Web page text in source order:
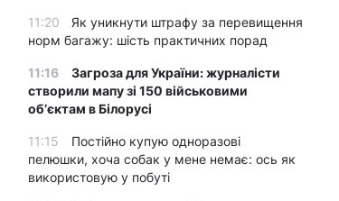
11:20
Як уникнути штрафу за перевищення
норм багажу: шість практичних порад
11:16
Загроза для України: журналісти
створили мапу зі 150 військовими
обʼєктам в Білорусі
11:15
Постійно купую одноразові
пелюшки, хоча собак у мене немає: ось як
використовую у побуті